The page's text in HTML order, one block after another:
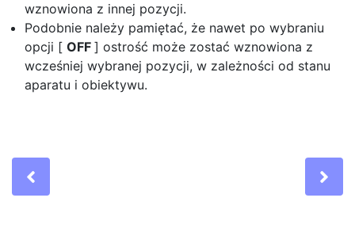
wznowiona z innej pozycji.
Podobnie należy pamiętać, że nawet po wybraniu
opcji [ OFF ] ostrość może zostać wznowiona z
wcześniej wybranej pozycji, w zależności od stanu
aparatu i obiektywu.